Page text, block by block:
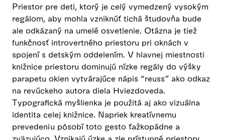
Priestor pre deti, ktorý je celý vymedzený vysokým
regálom, aby mohla vzniknúť tichá študovňa bude
ale odkázaný na umelé osvetlenie. Otázna je tiež
funkčnosť introvertného priestoru pri oknách v
spojení s detským oddelením. V hlavnej miestnosti
knižnice priestoru dominujú nízke regály do výšky
parapetu okien vytvárajúce nápis “reuss” ako odkaz
na revúckeho autora diela Hviezdoveda.
Typografická myšlienka je použitá aj ako vizuálna
identita celej knižnice. Napriek kreatívnemu
prevedeniu pôsobí toto gesto ťažkopádne a